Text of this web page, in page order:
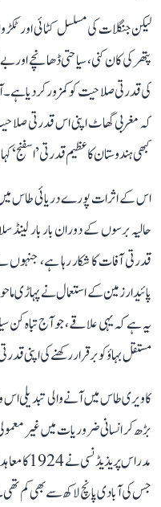
لیکن جنگلات کی مسلسل کٹائی اور
پتھر کی کان کنی، سیاحتی ڈھانچے اور
کی قدرتی صلاحیت کو کمزور کر دیا
کہ مغربی گھاٹ اپنی اس قدرتی
کبھی ہندوستان کا عظیم قدرتی ’اسفنج‘
اس کے اثرات پورے دریائی طاس
حالیہ برسوں کے دوران بار بار لینڈ
قدرتی آفات کا شکار رہا ہے،
پائیدار زمین کے استعمال نے پہاڑی
یہ ہے کہ یہی علاقے، جو آج تباہ
مستقل بہاؤ کو برقرار رکھنے کی اپنی
کاویری طاس میں آنے والی تبدیلی
بڑھ کر انسانی ضروریات میں غیر
مدراس
جس کی آبادی پانچ لاکھ سے بھی کم